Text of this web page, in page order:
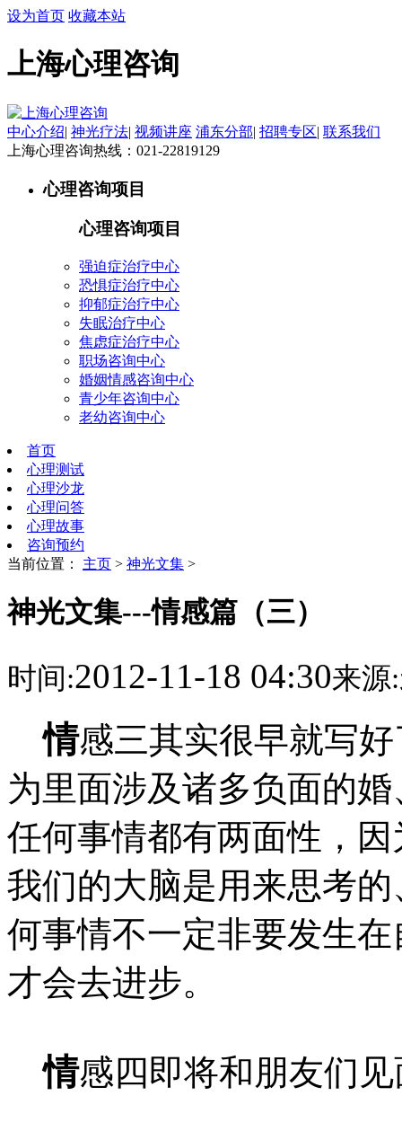
设为首页 收藏本站
上海心理咨询
中心介绍| 神光疗法| 视频讲座 浦东分部| 招聘专区| 联系我们
上海心理咨询热线：021-22819129
心理咨询项目
心理咨询项目
强迫症治疗中心
恐惧症治疗中心
抑郁症治疗中心
失眠治疗中心
焦虑症治疗中心
职场咨询中心
婚姻情感咨询中心
青少年咨询中心
老幼咨询中心
首页
心理测试
心理沙龙
心理问答
心理故事
咨询预约
当前位置： 主页 > 神光文集 >
神光文集---情感篇（三）
时间:2012-11-18 04:30来源:
情感三其实很早就写
为里面涉及诸多负面的
任何事情都有两面性，
我们的大脑是用来思考
何事情不一定非要发生
才会去进步。
情感四即将和朋友们